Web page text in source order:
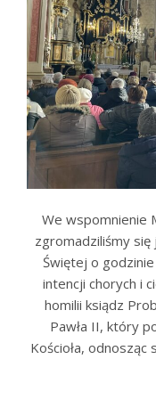
We wspomnienie
zgromadziliśmy
Świętej o
intencji chorych i
homilii ksiądz
Pawła II, który
Kościoła,